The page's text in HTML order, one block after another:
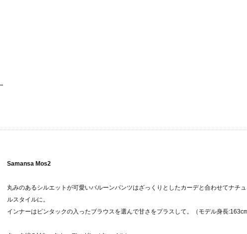
Samansa Mos2
丸みのあるシルエットが可愛いバルーンパンツはざっくりとしたカーデと合わせてナチ
ルスタイルに。
インナーはピンタックの入ったブラウスを選んで甘さをプラスして。（モデル身長